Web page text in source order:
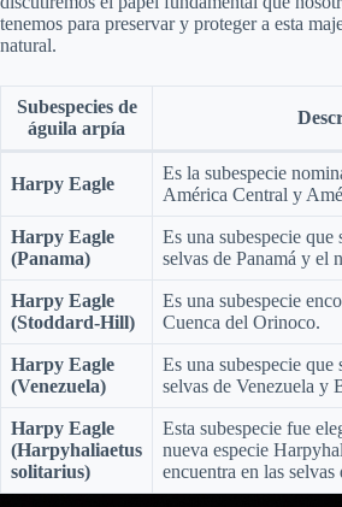
tenemos para preservar y proteger a esta
natural.
Subespecies de
águila arpía
Harpy Eagle
Es la subespecie
América Central y
Harpy Eagle
(Panama)
Es una subespecie que
selvas de Panamá y el
Harpy Eagle
(Stoddard-Hill)
Es una subespecie
Cuenca del Orinoco.
Harpy Eagle
(Venezuela)
Es una subespecie que
selvas de Venezuela y
Harpy Eagle
(Harpyhaliaetus
solitarius)
Esta subespecie fue
nueva especie
encuentra en las